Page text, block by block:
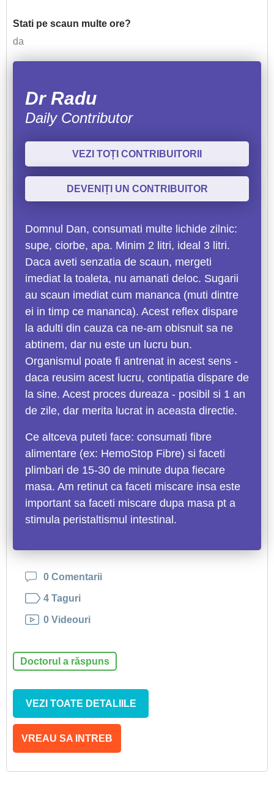
Stati pe scaun multe ore?
da
Dr Radu
Daily Contributor
VEZI TOȚI CONTRIBUITORII
DEVENIȚI UN CONTRIBUITOR
Domnul Dan, consumati multe lichide zilnic:
supe, ciorbe, apa. Minim 2 litri, ideal 3 litri.
Daca aveti senzatia de scaun, mergeti
imediat la toaleta, nu amanati deloc. Sugarii
au scaun imediat cum mananca (muti dintre
ei in timp ce mananca). Acest reflex dispare
la adulti din cauza ca ne-am obisnuit sa ne
abtinem, dar nu este un lucru bun.
Organismul poate fi antrenat in acest sens -
daca reusim acest lucru, contipatia dispare de
la sine. Acest proces dureaza - posibil si 1 an
de zile, dar merita lucrat in aceasta directie.
Ce altceva puteti face: consumati fibre
alimentare (ex: HemoStop Fibre) si faceti
plimbari de 15-30 de minute dupa fiecare
masa. Am retinut ca faceti miscare insa este
important sa faceti miscare dupa masa pt a
stimula peristaltismul intestinal.
0 Comentarii
4 Taguri
0 Videouri
Doctorul a răspuns
VEZI TOATE DETALIILE
VREAU SA INTREB